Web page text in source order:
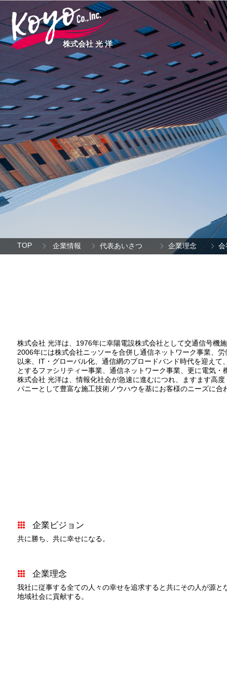
株式会社 光 洋
TOP 企業情報 代表あいさつ 企業理念 会
株式会社 光洋は、1976年に幸陽電設株式会社として交通信号機
2006年には株式会社ニッソーを合併し通信ネットワーク事業、
以来、IT・グローバル化、通信網のブロードバンド時代を迎え
とするファシリティー事業、通信ネットワーク事業、更に電気
株式会社 光洋は、情報化社会が急速に進むにつれ、ますます高
パニーとして豊富な施工技術ノウハウを基にお客様のニーズに
企業ビジョン
共に勝ち、共に幸せになる。
企業理念
我社に従事する全ての人々の幸せを追求すると共にその人が源と
地域社会に貢献する。